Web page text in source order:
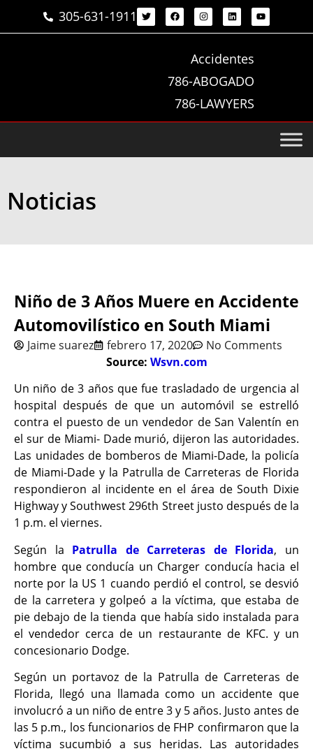
305-631-1911
Accidentes
786-ABOGADO
786-LAWYERS
Noticias
Niño de 3 Años Muere en Accidente
Automovilístico en South Miami
Jaime suarez febrero 17, 2020
No Comments
Source: Wsvn.com
Un niño de 3 años que fue trasladado de urgencia al
hospital después de que un automóvil se estrelló
contra el puesto de un vendedor de San Valentín en
el sur de Miami- Dade murió, dijeron las autoridades.
Las unidades de bomberos de Miami-Dade, la policía
de Miami-Dade y la Patrulla de Carreteras de Florida
respondieron al incidente en el área de South Dixie
Highway y Southwest 296th Street justo después de la
1 p.m. el viernes.
Según la Patrulla de Carreteras de Florida, un
hombre que conducía un Charger conducía hacia el
norte por la US 1 cuando perdió el control, se desvió
de la carretera y golpeó a la víctima, que estaba de
pie debajo de la tienda que había sido instalada para
el vendedor cerca de un restaurante de KFC. y un
concesionario Dodge.
Según un portavoz de la Patrulla de Carreteras de
Florida, llegó una llamada como un accidente que
involucró a un niño de entre 3 y 5 años. Justo antes de
las 5 p.m., los funcionarios de FHP confirmaron que la
víctima sucumbió a sus heridas. Las autoridades